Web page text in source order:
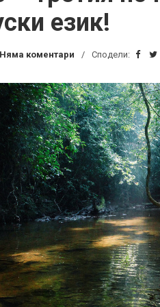
език!
Няма коментари Сподели: